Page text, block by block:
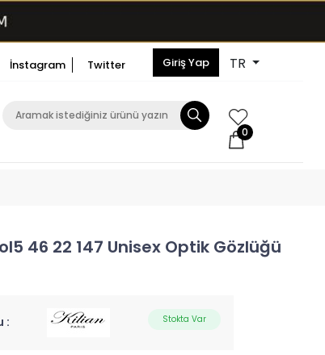
İnstagram Twitter Giriş Yap TR
0
46 22 147 Unisex Optik Gözlüğü
: Stokta Var